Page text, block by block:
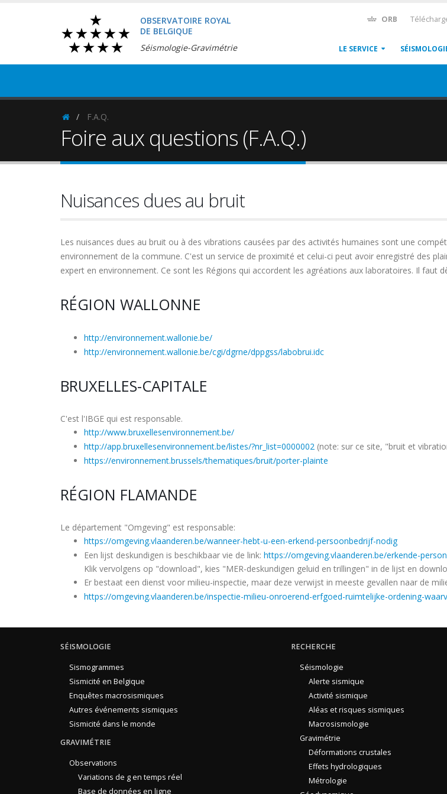
OBSERVATOIRE ROYAL
DE BELGIQUE
Séismologie-Gravimétrie
ORB
LE SERVICE
Homepage
F.A.Q.
Foire aux questions (F.A.Q.)
Nuisances dues au bruit
Les nuisances dues au bruit ou à des vibrations causées par des activités humaines sont une
environnement de la commune. C'est un service de proximité et celui-ci peut avoir enregistré des
expert en environnement. Ce sont les Régions qui accordent les agréations aux laboratoires. Il faut
RÉGION WALLONNE
http://environnement.wallonie.be/
http://environnement.wallonie.be/cgi/dgrne/dppgss/labobrui.idc
BRUXELLES-CAPITALE
C'est l'IBGE qui est responsable.
http://www.bruxellesenvironnement.be/
http://app.bruxellesenvironnement.be/listes/?nr_list=0000002 (note: sur ce site, "bruit et
https://environnement.brussels/thematiques/bruit/porter-plainte
RÉGION FLAMANDE
Le département "Omgeving" est responsable:
https://omgeving.vlaanderen.be/wanneer-hebt-u-een-erkend-persoonbedrijf-nodig
Een lijst deskundigen is beschikbaar vie de link: https://omgeving.vlaanderen.be/erkende-
Klik vervolgens op "download", kies "MER-deskundigen geluid en trillingen" in de lijst en
Er bestaat een dienst voor milieu-inspectie, maar deze verwijst in meeste gevallen naar de
https://omgeving.vlaanderen.be/inspectie-milieu-onroerend-erfgoed-ruimtelijke-ordening-
SÉISMOLOGIE
Sismogrammes
Sismicité en Belgique
Enquêtes macrosismiques
Autres événements sismiques
Sismicité dans le monde
GRAVIMÉTRIE
Observations
Variations de g en temps réel
Base de données en ligne
RECHERCHE
Séismologie
Alerte sismique
Activité sismique
Aléas et risques sismiques
Macrosismologie
Gravimétrie
Déformations crustales
Effets hydrologiques
Métrologie